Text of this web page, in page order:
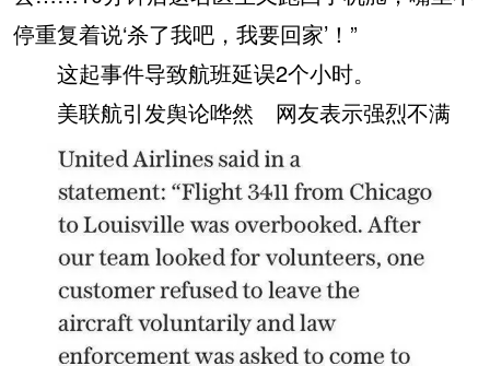
停重复着说‘杀了我吧，我要回家’！”
这起事件导致航班延误2个小时。
美联航引发舆论哗然 网友表示强烈不满